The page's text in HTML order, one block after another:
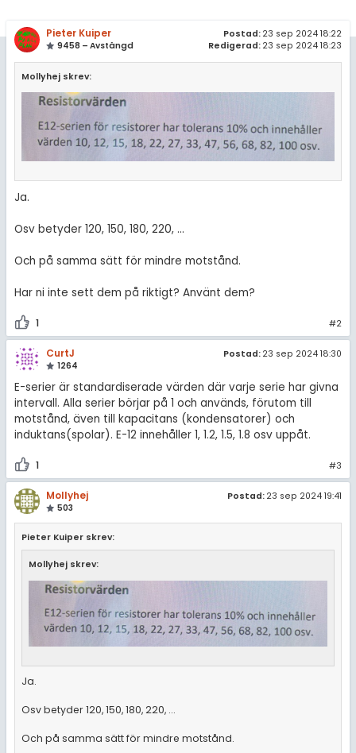
Pieter Kuiper
9458 – Avstängd
Postad: 23 sep 2024 18:22
Redigerad: 23 sep 2024 18:23
Mollyhej skrev:
Ja.
Osv betyder 120, 150, 180, 220, ...
Och på samma sätt för mindre motstånd.
Har ni inte sett dem på riktigt? Använt dem?
1 #2
CurtJ
1264
Postad: 23 sep 2024 18:30
E-serier är standardiserade värden där varje serie har givna
intervall. Alla serier börjar på 1 och används, förutom till
motstånd, även till kapacitans (kondensatorer) och
induktans(spolar). E-12 innehåller 1, 1.2, 1.5, 1.8 osv uppåt.
1 #3
Mollyhej
503
Postad: 23 sep 2024 19:41
Pieter Kuiper skrev:
Mollyhej skrev:
Ja.
Osv betyder 120, 150, 180, 220, ...
Och på samma sätt för mindre motstånd.